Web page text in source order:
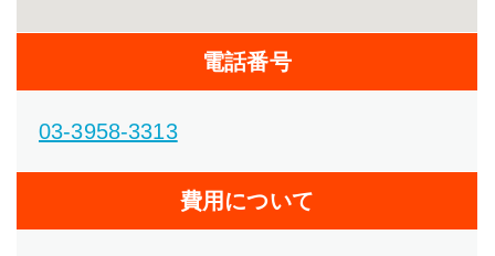
電話番号
03-3958-3313
費用について